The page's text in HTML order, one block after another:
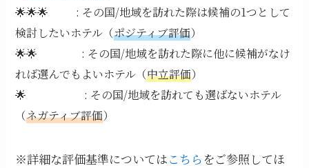
🌟🌟🌟 : その国/地域を訪れた際は候補の1つとして
検討したいホテル（ポジティブ評価）
🌟🌟 : その国/地域を訪れた際に他に候補がなけ
れば選んでもよいホテル（中立評価）
🌟 : その国/地域を訪れても選ばないホテル
（ネガティブ評価）
※詳細な評価基準についてはこちら をご参照してほ